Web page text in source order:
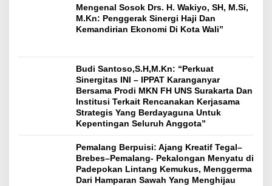
Mengenal Sosok Drs. H. Wakiyo, SH, M.Si,
M.Kn: Penggerak Sinergi Haji Dan
Kemandirian Ekonomi Di Kota Wali”
Budi Santoso,S.H,M.Kn: “Perkuat
Sinergitas INI – IPPAT Karanganyar
Bersama Prodi MKN FH UNS Surakarta Dan
Institusi Terkait Rencanakan Kerjasama
Strategis Yang Berdayaguna Untuk
Kepentingan Seluruh Anggota”
Pemalang Berpuisi: Ajang Kreatif Tegal–
Brebes–Pemalang- Pekalongan Menyatu di
Padepokan Lintang Kemukus, Menggerma
Dari Hamparan Sawah Yang Menghijau